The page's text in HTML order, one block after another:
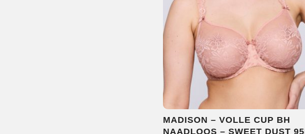
MADISON – VOLLE CUP BH
NAADLOOS – SWEET DUST